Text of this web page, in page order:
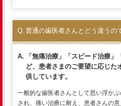
普通の歯医者さんとどう違うの
「無痛治療」「スピード治療
ど、患者さまのご要望に応じた
供しています。
一般的な歯医者さんとして思い浮か
され、痛い治療に耐え、患者さんの